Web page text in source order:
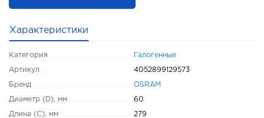
Характеристики
Категория Галогенные
Артикул 4052899129573
Бренд OSRAM
Диаметр (D), мм 60
Длина (C), мм 279